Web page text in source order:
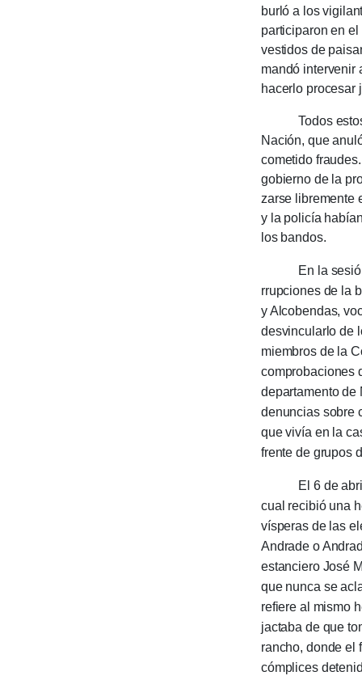
burló a los
participaron en
vestidos de
mandó intervenir
hacerlo procesar
Todos estos
Nación, que
cometido
gobierno de la
zarse libremente
y la policía
los bandos.
En la sesión
rrupciones de la
y Alco­bendas,
desvin­cularlo de
miem­bros de la
com­proba­ciones
departamento de
denuncias sobre
que vivía en la
frente de grupos
El 6 de abril
cual recibió una
vísperas de las
Andrade o
estancie­ro José
que nunca se
refie­re al mismo
jactaba de que
rancho, donde el
cómpli­ces